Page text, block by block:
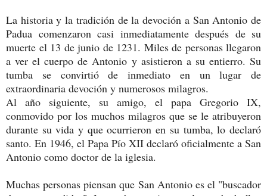
La historia y la tradición de la devoción a San Antonio de
Padua comenzaron casi inmediatamente después de su
muerte el 13 de junio de 1231. Miles de personas llegaron
a ver el cuerpo de Antonio y asistieron a su entierro. Su
tumba se convirtió de inmediato en un lugar de
extraordinaria devoción y numerosos milagros.
Al año siguiente, su amigo, el papa Gregorio IX,
conmovido por los muchos milagros que se le atribuyeron
durante su vida y que ocurrieron en su tumba, lo declaró
santo. En 1946, el Papa Pío XII declaró oficialmente a San
Antonio como doctor de la iglesia.
Muchas personas piensan que San Antonio es el "buscador